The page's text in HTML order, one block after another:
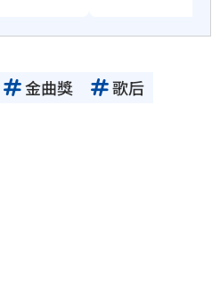
金曲獎
歌后